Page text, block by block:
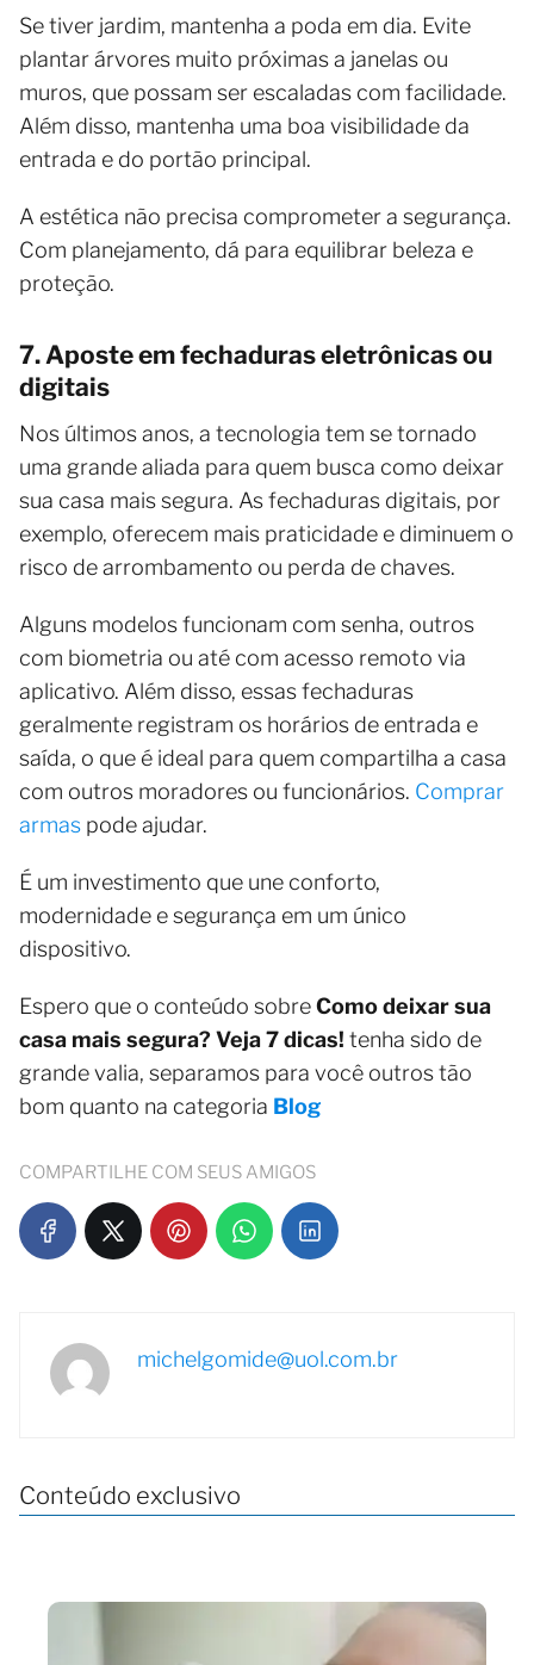
Se tiver jardim, mantenha a poda em dia. Evite
plantar árvores muito próximas a janelas ou
muros, que possam ser escaladas com facilidade.
Além disso, mantenha uma boa visibilidade da
entrada e do portão principal.
A estética não precisa comprometer a segurança.
Com planejamento, dá para equilibrar beleza e
proteção.
7. Aposte em fechaduras eletrônicas ou
digitais
Nos últimos anos, a tecnologia tem se tornado
uma grande aliada para quem busca como deixar
sua casa mais segura. As fechaduras digitais, por
exemplo, oferecem mais praticidade e diminuem o
risco de arrombamento ou perda de chaves.
Alguns modelos funcionam com senha, outros
com biometria ou até com acesso remoto via
aplicativo. Além disso, essas fechaduras
geralmente registram os horários de entrada e
saída, o que é ideal para quem compartilha a casa
com outros moradores ou funcionários. Comprar
armas pode ajudar.
É um investimento que une conforto,
modernidade e segurança em um único
dispositivo.
Espero que o conteúdo sobreComo deixar sua
casa mais segura? Veja 7 dicas! tenha sido de
grande valia, separamos para você outros tão
bom quanto na categoria Blog
COMPARTILHE COM SEUS AMIGOS
michelgomide@uol.com.br
Conteúdo exclusivo